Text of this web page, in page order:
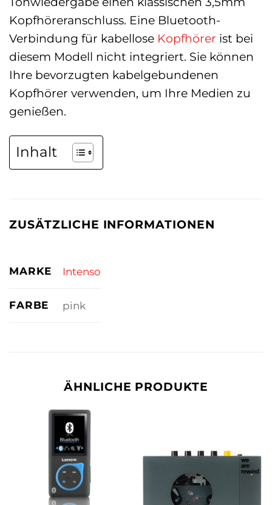
Kopfhöreranschluss. Eine Bluetooth-
Verbindung für kabellose Kopfhörer ist bei
diesem Modell nicht integriert. Sie können
Ihre bevorzugten kabelgebundenen
Kopfhörer verwenden, um Ihre Medien zu
genießen.
Inhalt
ZUSÄTZLICHE INFORMATIONEN
MARKE Intenso
FARBE pink
ÄHNLICHE PRODUKTE